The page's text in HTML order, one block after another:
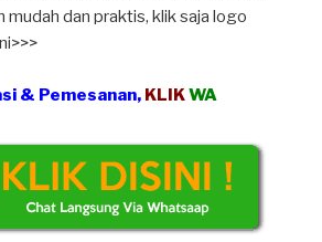
mudah dan praktis, klik saja logo
& Pemesanan, KLIKWA